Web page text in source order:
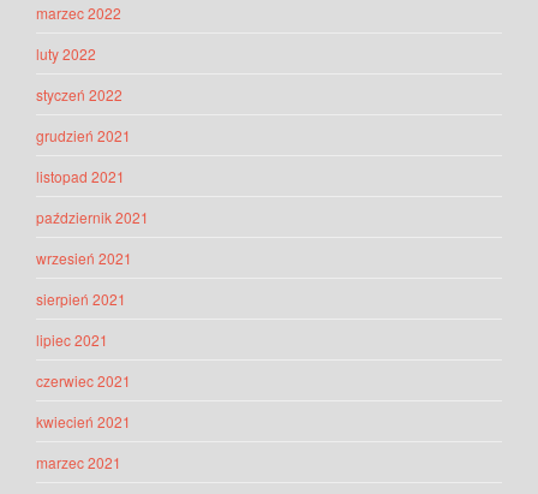
marzec 2022
luty 2022
styczeń 2022
grudzień 2021
listopad 2021
październik 2021
wrzesień 2021
sierpień 2021
lipiec 2021
czerwiec 2021
kwiecień 2021
marzec 2021